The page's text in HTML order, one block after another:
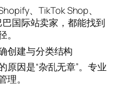
、TikTok Shop、
国际站卖家，都能找到
创建与分类结构
原因是“杂乱无章”。专业
。